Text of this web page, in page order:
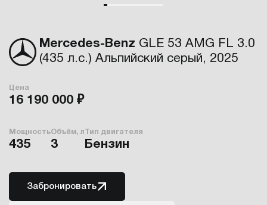
Mercedes-Benz GLE 53 AMG FL 3.0
(435 л.с.) Альпийский серый, 2025
Цена
16 190 000 ₽
Мощность
435
Объём, л
3
Тип двигателя
Бензин
Забронировать